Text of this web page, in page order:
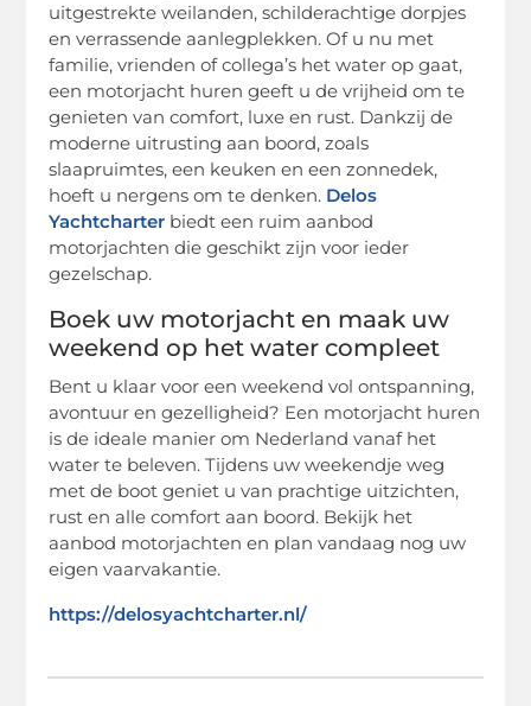
uitgestrekte weilanden, schilderachtige dorpjes
en verrassende aanlegplekken. Of u nu met
familie, vrienden of collega’s het water op gaat,
een motorjacht huren geeft u de vrijheid om te
genieten van comfort, luxe en rust. Dankzij de
moderne uitrusting aan boord, zoals
slaapruimtes, een keuken en een zonnedek,
hoeft u nergens om te denken. Delos
Yachtcharter biedt een ruim aanbod
motorjachten die geschikt zijn voor ieder
gezelschap.
Boek uw motorjacht en maak uw
weekend op het water compleet
Bent u klaar voor een weekend vol ontspanning,
avontuur en gezelligheid? Een motorjacht huren
is de ideale manier om Nederland vanaf het
water te beleven. Tijdens uw weekendje weg
met de boot geniet u van prachtige uitzichten,
rust en alle comfort aan boord. Bekijk het
aanbod motorjachten en plan vandaag nog uw
eigen vaarvakantie.
https://delosyachtcharter.nl/